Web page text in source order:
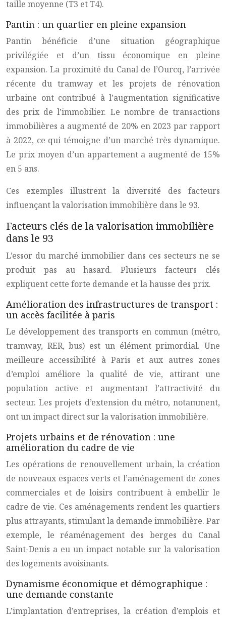
taille moyenne (T3 et T4).
Pantin : un quartier en pleine expansion
Pantin bénéficie d’une situation géographique
privilégiée et d’un tissu économique en pleine
expansion. La proximité du Canal de l’Ourcq, l’arrivée
récente du tramway et les projets de rénovation
urbaine ont contribué à l’augmentation significative
des prix de l’immobilier. Le nombre de transactions
immobilières a augmenté de 20% en 2023 par rapport
à 2022, ce qui témoigne d’un marché très dynamique.
Le prix moyen d’un appartement a augmenté de 15%
en 5 ans.
Ces exemples illustrent la diversité des facteurs
influençant la valorisation immobilière dans le 93.
Facteurs clés de la valorisation immobilière
dans le 93
L’essor du marché immobilier dans ces secteurs ne se
produit pas au hasard. Plusieurs facteurs clés
expliquent cette forte demande et la hausse des prix.
Amélioration des infrastructures de transport :
un accès facilitée à paris
Le développement des transports en commun (métro,
tramway, RER, bus) est un élément primordial. Une
meilleure accessibilité à Paris et aux autres zones
d’emploi améliore la qualité de vie, attirant une
population active et augmentant l’attractivité du
secteur. Les projets d’extension du métro, notamment,
ont un impact direct sur la valorisation immobilière.
Projets urbains et de rénovation : une
amélioration du cadre de vie
Les opérations de renouvellement urbain, la création
de nouveaux espaces verts et l’aménagement de zones
commerciales et de loisirs contribuent à embellir le
cadre de vie. Ces aménagements rendent les quartiers
plus attrayants, stimulant la demande immobilière. Par
exemple, le réaménagement des berges du Canal
Saint-Denis a eu un impact notable sur la valorisation
des logements avoisinants.
Dynamisme économique et démographique :
une demande constante
L’implantation d’entreprises, la création d’emplois et